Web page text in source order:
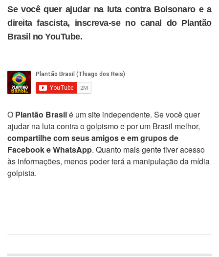
Se você quer ajudar na luta contra Bolsonaro e a
direita fascista, inscreva-se no canal do Plantão
Brasil no YouTube.
O Plantão Brasilé um site independente. Se você quer
ajudar na luta contra o golpismo e por um Brasil melhor,
compartilhe com seus amigos e em grupos de
Facebook e WhatsApp. Quanto mais gente tiver acesso
às informações, menos poder terá a manipulação da mídia
golpista.